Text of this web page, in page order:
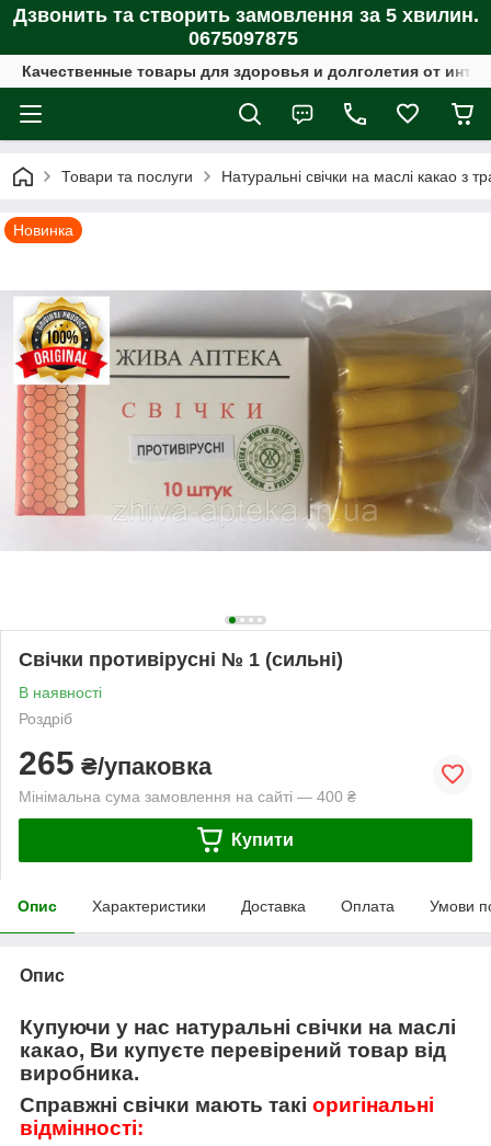
Дзвонить та створить замовлення за 5 хвилин.
0675097875
Качественные товары для здоровья и долголетия от
Товари та послуги Натуральні свічки на маслі какао з
Новинка
Свічки противірусні № 1 (сильні)
В наявності
Роздріб
265 ₴/упаковка
Мінімальна сума замовлення на сайті — 400 ₴
Купити
Опис Характеристики Доставка Оплата Умови
Опис
Купуючи у нас натуральні свічки на маслі
какао, Ви купуєте перевірений товар від
виробника.
Справжні свічки мають такі оригінальні
відмінності: